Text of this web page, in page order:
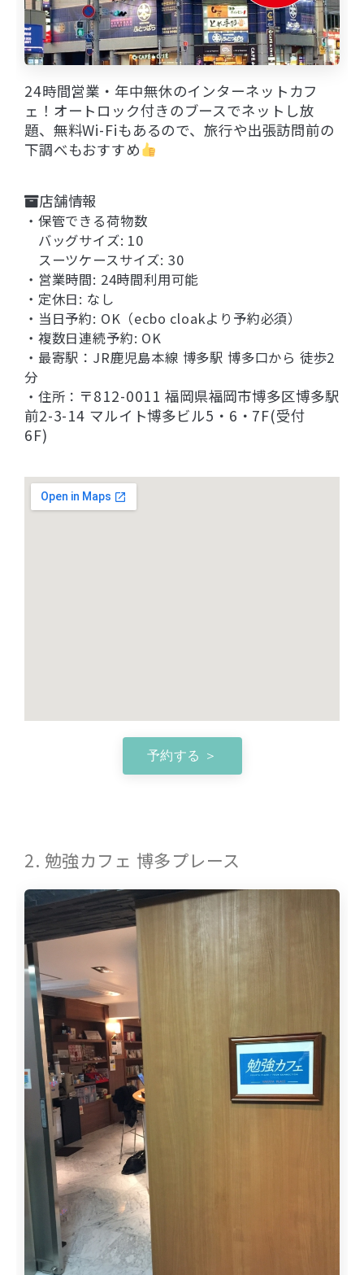
24時間営業・年中無休のインターネットカフ
ェ！オートロック付きのブースでネットし放
題、無料Wi-Fiもあるので、旅行や出張訪問前の
下調べもおすすめ
店舗情報
・保管できる荷物数
バッグサイズ: 10
スーツケースサイズ: 30
・営業時間: 24時間利用可能
・定休日: なし
・当日予約: OK（ecbo cloakより予約必須）
・複数日連続予約: OK
・最寄駅： JR鹿児島本線 博多駅 博多口から 徒歩2
分
・住所： 〒812-0011 福岡県福岡市博多区博多駅
前2-3-14 マルイト博多ビル5・6・7F(受付
6F)
予約する ＞
2. 勉強カフェ 博多プレース